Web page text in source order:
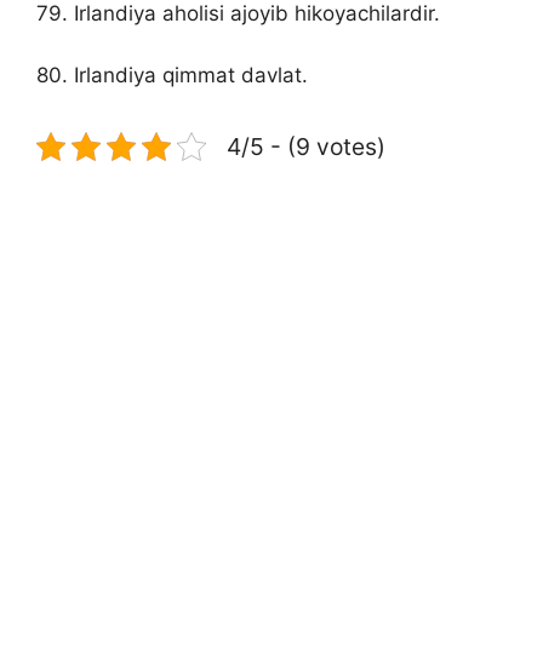
79. Irlandiya aholisi ajoyib hikoyachilardir.
80. Irlandiya qimmat davlat.
4/5 - (9 votes)